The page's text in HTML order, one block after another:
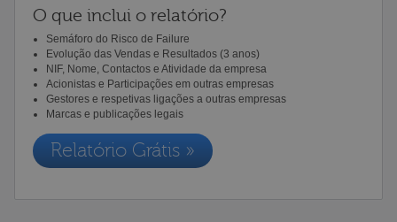
O que inclui o relatório?
Semáforo do Risco de Failure
Evolução das Vendas e Resultados (3 anos)
NIF, Nome, Contactos e Atividade da empresa
Acionistas e Participações em outras empresas
Gestores e respetivas ligações a outras empresas
Marcas e publicações legais
Relatório Grátis »